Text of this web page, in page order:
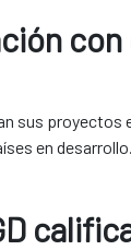
sus
en desarrollo.